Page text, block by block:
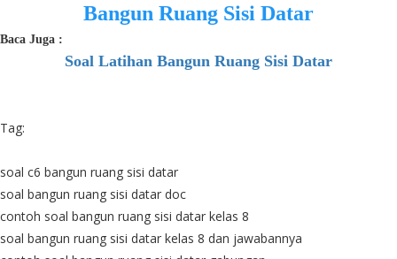
Bangun Ruang Sisi Datar
Baca Juga :
Soal Latihan Bangun Ruang Sisi Datar
Tag:
soal c6 bangun ruang sisi datar
soal bangun ruang sisi datar doc
contoh soal bangun ruang sisi datar kelas 8
soal bangun ruang sisi datar kelas 8 dan jawabannya